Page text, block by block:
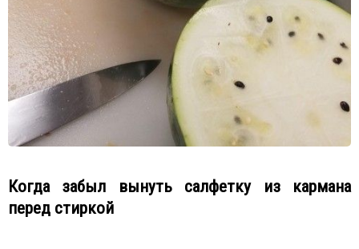
Когда забыл вынуть салфетку из кармана
перед стиркой